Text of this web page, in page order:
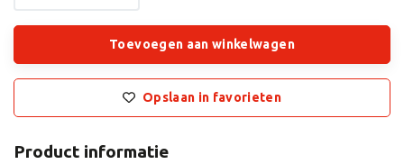
Toevoegen aan winkelwagen
Opslaan in favorieten
Product informatie